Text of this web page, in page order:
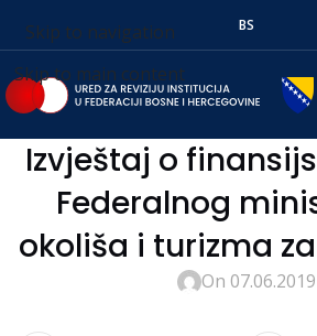
Skip to navigation
Skip to main content
BS
Izvještaj o
Federalnog
okoliša i turizma za
On 07.06.2019